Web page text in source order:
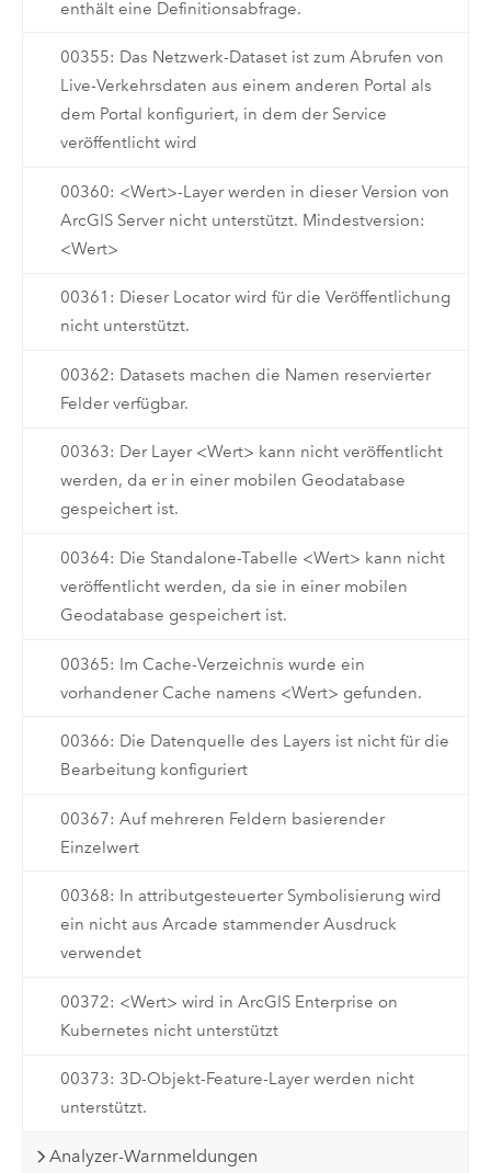
enthält eine Definitionsabfrage.
00355: Das Netzwerk-Dataset ist zum Abrufen von
Live-Verkehrsdaten aus einem anderen Portal als
dem Portal konfiguriert, in dem der Service
veröffentlicht wird
00360: <Wert>-Layer werden in dieser Version von
ArcGIS Server nicht unterstützt. Mindestversion:
<Wert>
00361: Dieser Locator wird für die Veröffentlichung
nicht unterstützt.
00362: Datasets machen die Namen reservierter
Felder verfügbar.
00363: Der Layer <Wert> kann nicht veröffentlicht
werden, da er in einer mobilen Geodatabase
gespeichert ist.
00364: Die Standalone-Tabelle <Wert> kann nicht
veröffentlicht werden, da sie in einer mobilen
Geodatabase gespeichert ist.
00365: Im Cache-Verzeichnis wurde ein
vorhandener Cache namens <Wert> gefunden.
00366: Die Datenquelle des Layers ist nicht für die
Bearbeitung konfiguriert
00367: Auf mehreren Feldern basierender
Einzelwert
00368: In attributgesteuerter Symbolisierung wird
ein nicht aus Arcade stammender Ausdruck
verwendet
00372: <Wert> wird in ArcGIS Enterprise on
Kubernetes nicht unterstützt
00373: 3D-Objekt-Feature-Layer werden nicht
unterstützt.
Analyzer-Warnmeldungen